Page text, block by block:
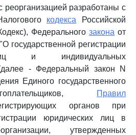
реорганизацией разработаны с
кодекса Российской
Федерального закона от
государственной регистрации
и индивидуальных
- Федеральный закон N
Единого государственного
Правил
органов при
юридических лиц в
утвержденных